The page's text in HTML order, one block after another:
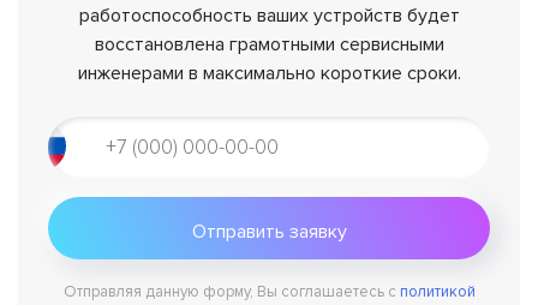
работоспособность ваших устройств будет
восстановлена грамотными сервисными
инженерами в максимально короткие сроки.
Отправляя данную форму, Вы соглашаетесь с политикой